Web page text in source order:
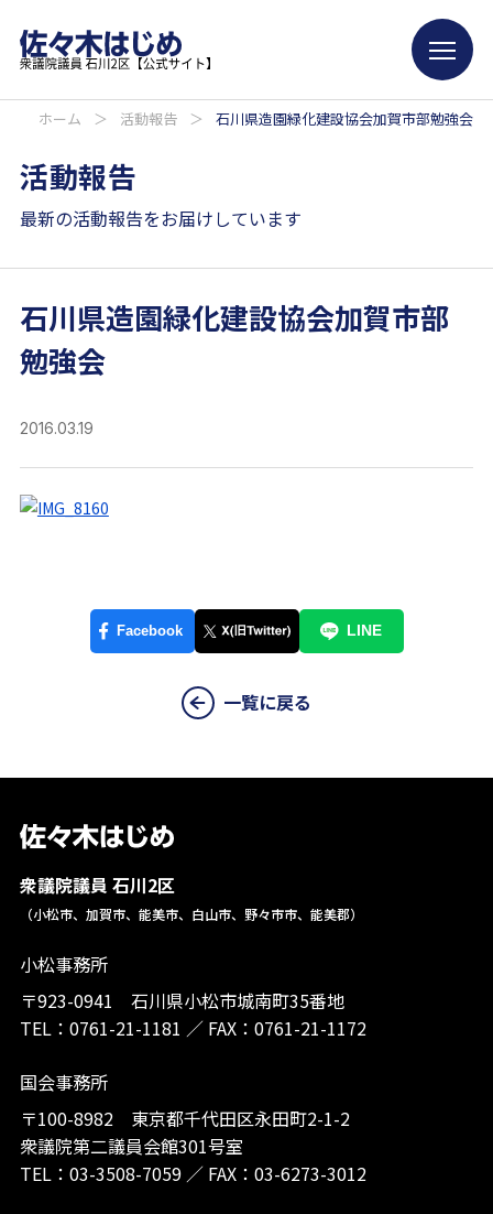
ホーム ＞ 活動報告 ＞ 石川県造園緑化建設協会加賀市部勉強会
活動報告
最新の活動報告をお届けしています
石川県造園緑化建設協会加賀市部
勉強会
2016.03.19
一覧に戻る
衆議院議員 石川2区
（小松市、加賀市、能美市、白山市、野々市市、能美郡）
小松事務所
〒923-0941 石川県小松市城南町35番地
TEL： 0761-21-1181 ／ FAX：0761-21-1172
国会事務所
〒100-8982 東京都千代田区永田町2-1-2
衆議院第二議員会館301号室
TEL： 03-3508-7059／ FAX：03-6273-3012